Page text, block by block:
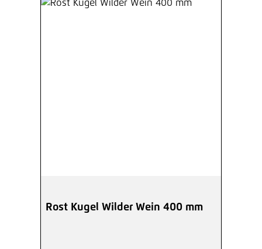
Rost Kugel Wilder Wein 400 mm